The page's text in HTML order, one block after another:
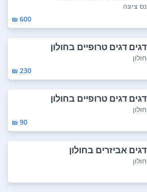
נס ציונה
600 ₪
דגים דגים טרופיים בחולון
חולון
230 ₪
דגים דגים טרופיים בחולון
חולון
90 ₪
דגים אביזרים בחולון
חולון